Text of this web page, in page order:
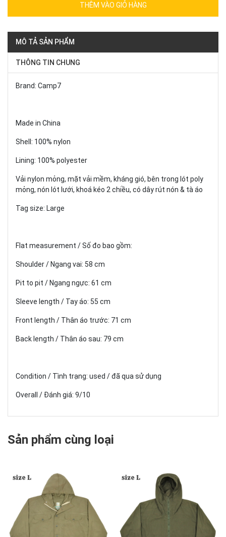
THÊM VÀO GIỎ HÀNG
MÔ TẢ SẢN PHẨM
THÔNG TIN CHUNG
Brand: Camp7
Made in China
Shell: 100% nylon
Lining: 100% polyester
Vải nylon mỏng, mặt vải mềm, kháng gió, bên trong lót poly
mỏng, nón lót lưới, khoá kéo 2 chiều, có dây rút nón & tà áo
Tag size: Large
Flat measurement / Số đo bao gồm:
Shoulder / Ngang vai: 58 cm
Pit to pit / Ngang ngực: 61 cm
Sleeve length / Tay áo: 55 cm
Front length / Thân áo trước: 71 cm
Back length / Thân áo sau: 79 cm
Condition / Tình trạng: used / đã qua sử dụng
Overall / Đánh giá: 9/10
Sản phẩm cùng loại